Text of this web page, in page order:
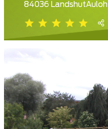
84036 LandshutAuloh